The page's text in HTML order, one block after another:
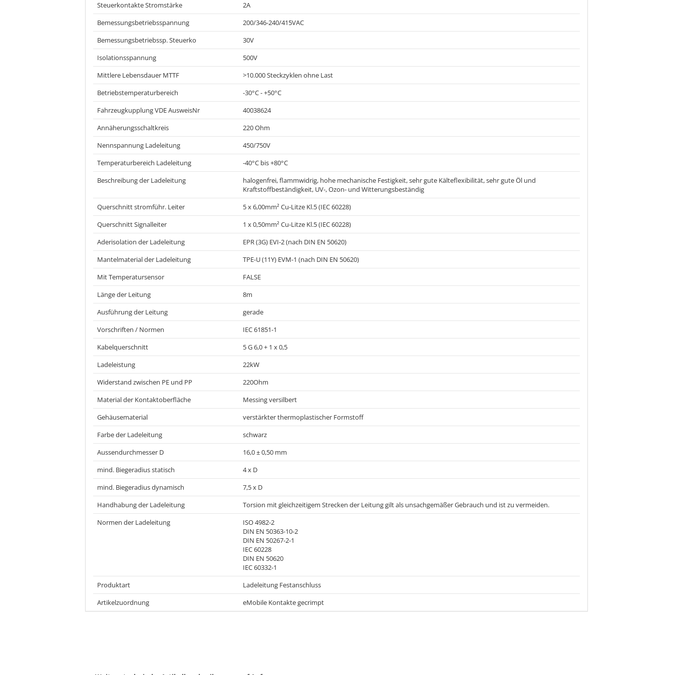
Steuerkontakte Stromstärke
2A
Bemessungsbetriebsspannung
200/346-240/415VAC
Bemessungsbetriebssp. Steuerko
30V
Isolationsspannung
500V
Mittlere Lebensdauer MTTF
>10.000 Steckzyklen ohne Last
Betriebstemperaturbereich
-30°C - +50°C
Fahrzeugkupplung VDE AusweisNr
40038624
Annäherungsschaltkreis
220 Ohm
Nennspannung Ladeleitung
450/750V
Temperaturbereich Ladeleitung
-40°C bis +80°C
Beschreibung der Ladeleitung
halogenfrei, flammwidrig, hohe mechanische Festigkeit, sehr gute Kälteflexibilität, sehr gute Öl und
Kraftstoffbeständigkeit, UV-, Ozon- und Witterungsbeständig
Querschnitt stromführ. Leiter
5 x 6,00mm² Cu-Litze Kl.5 (IEC 60228)
Querschnitt Signalleiter
1 x 0,50mm² Cu-Litze Kl.5 (IEC 60228)
Aderisolation der Ladeleitung
EPR (3G) EVI-2 (nach DIN EN 50620)
Mantelmaterial der Ladeleitung
TPE-U (11Y) EVM-1 (nach DIN EN 50620)
Mit Temperatursensor
FALSE
Länge der Leitung
8m
Ausführung der Leitung
gerade
Vorschriften / Normen
IEC 61851-1
Kabelquerschnitt
5 G 6,0 + 1 x 0,5
Ladeleistung
22kW
Widerstand zwischen PE und PP
220Ohm
Material der Kontaktoberfläche
Messing versilbert
Gehäusematerial
verstärkter thermoplastischer Formstoff
Farbe der Ladeleitung
schwarz
Aussendurchmesser D
16,0 ± 0,50 mm
mind. Biegeradius statisch
4 x D
mind. Biegeradius dynamisch
7,5 x D
Handhabung der Ladeleitung
Torsion mit gleichzeitigem Strecken der Leitung gilt als unsachgemäßer Gebrauch und ist zu vermeiden.
Normen der Ladeleitung
ISO 4982-2
DIN EN 50363-10-2
DIN EN 50267-2-1
IEC 60228
DIN EN 50620
IEC 60332-1
Produktart
Ladeleitung Festanschluss
Artikelzuordnung
eMobile Kontakte gecrimpt